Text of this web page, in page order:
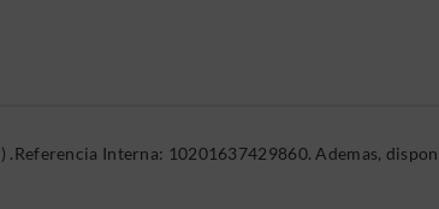
Interna: 10201637429860. Ademas,